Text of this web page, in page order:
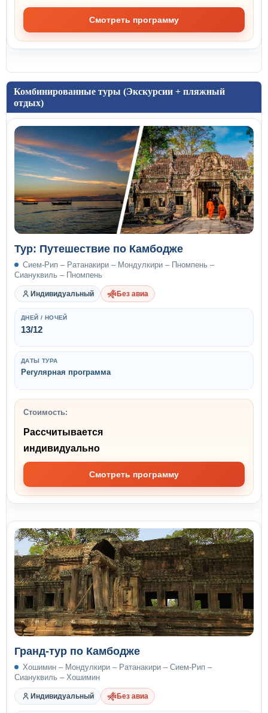
Смотреть программу
Комбинированные туры (Экскурсии + пляжный
отдых)
Тур: Путешествие по Камбодже
Сием-Рип – Ратанакири – Мондулкири – Пномпень –
Сиануквиль – Пномпень
Индивидуальный Без авиа
ДНЕЙ / НОЧЕЙ
13/12
ДАТЫ ТУРА
Регулярная программа
Стоимость:
Рассчитывается
индивидуально
Смотреть программу
Гранд-тур по Камбодже
Хошимин – Мондулкири – Ратанакири – Сием-Рип –
Сиануквиль – Хошимин
Индивидуальный Без авиа